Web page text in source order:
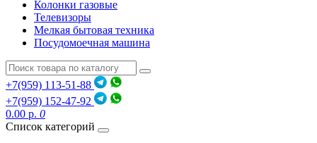
Колонки газовые
Телевизоры
Мелкая бытовая техника
Посудомоечная машина
+7(959) 113-51-88
+7(959) 152-47-92
0.00 р. 0
Список категорий